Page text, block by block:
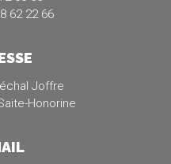
62 22 66
Joffre
Honorine